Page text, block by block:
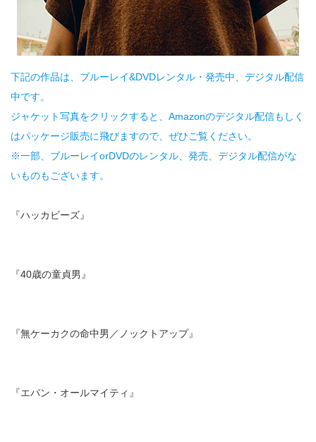
下記の作品は、ブルーレイ&DVDレンタル・発売中、デジタル配信
中です。
ジャケット写真をクリックすると、Amazonのデジタル配信もしく
はパッケージ販売に飛びますので、ぜひご覧ください。
※一部、ブルーレイorDVDのレンタル、発売、デジタル配信がな
いものもございます。
『ハッカビーズ』
『40歳の童貞男』
『無ケーカクの命中男／ノックトアップ』
『エバン・オールマイティ』